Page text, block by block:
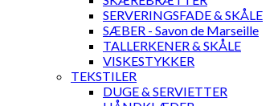
SERVERINGSFADE & SKÅLE
SÆBER - Savon de Marseille
TALLERKENER & SKÅLE
VISKESTYKKER
TEKSTILER
DUGE & SERVIETTER